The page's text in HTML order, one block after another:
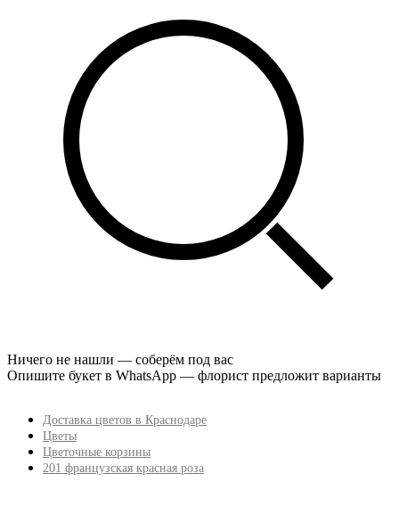
Ничего не нашли — соберём под вас
Опишите букет в WhatsApp — флорист предложит варианты
Доставка цветов в Краснодаре
Цветы
Цветочные корзины
201 французская красная роза